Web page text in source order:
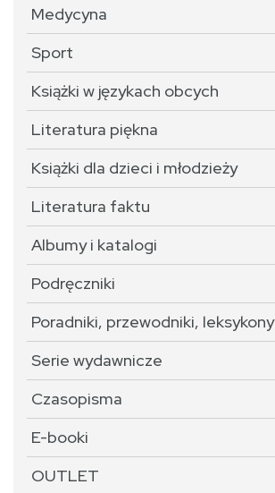
Medycyna
Sport
Książki w językach obcych
Literatura piękna
Książki dla dzieci i młodzieży
Literatura faktu
Albumy i katalogi
Podręczniki
Poradniki, przewodniki, leksykony
Serie wydawnicze
Czasopisma
E-booki
OUTLET